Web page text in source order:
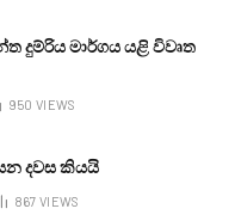
දුම්රිය මාර්ගය යළි විවෘත
950 VIEWS
දවස කියයි
867 VIEWS